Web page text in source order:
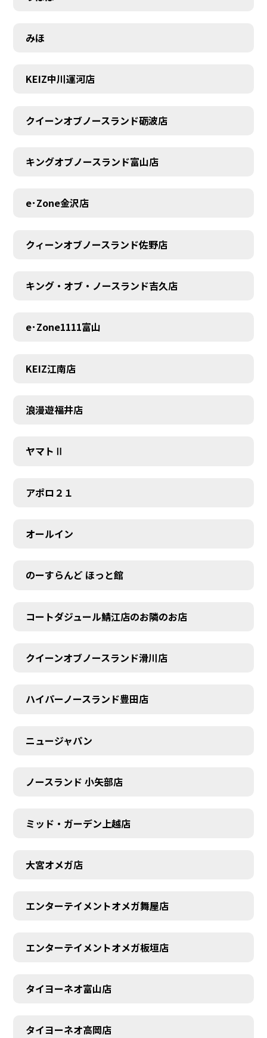
MEMBER
みほ
KEIZ中川運河店
クイーンオブノースランド砺波店
キングオブノースランド富山店
e･Zone金沢店
クィーンオブノースランド佐野店
キング・オブ・ノースランド吉久店
e･Zone1111富山
KEIZ江南店
浪漫遊福井店
ヤマトⅡ
アポロ２１
オールイン
のーすらんど ほっと館
コートダジュール鯖江店のお隣のお店
クイーンオブノースランド滑川店
ハイパーノースランド豊田店
ニュージャパン
ノースランド 小矢部店
ミッド・ガーデン上越店
大宮オメガ店
エンターテイメントオメガ舞屋店
エンターテイメントオメガ板垣店
タイヨーネオ富山店
タイヨーネオ高岡店